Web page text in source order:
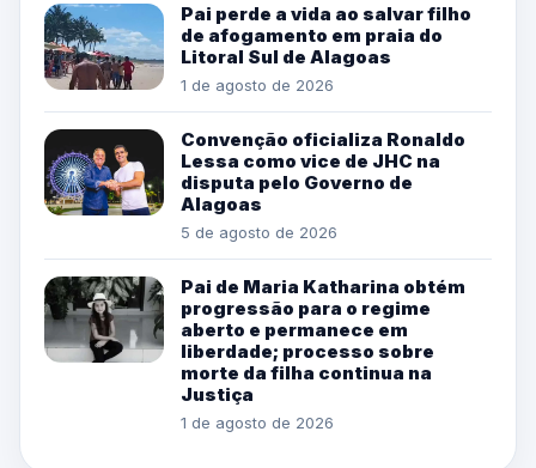
Pai perde a vida ao salvar filho
de afogamento em praia do
Litoral Sul de Alagoas
1 de agosto de 2026
Convenção oficializa Ronaldo
Lessa como vice de JHC na
disputa pelo Governo de
Alagoas
5 de agosto de 2026
Pai de Maria Katharina obtém
progressão para o regime
aberto e permanece em
liberdade; processo sobre
morte da filha continua na
Justiça
1 de agosto de 2026